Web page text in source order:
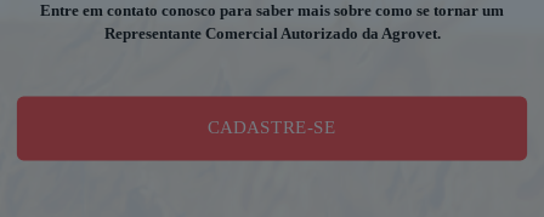
Entre em contato conosco para saber mais sobre como se tornar um
Representante Comercial Autorizado da Agrovet.
CADASTRE-SE